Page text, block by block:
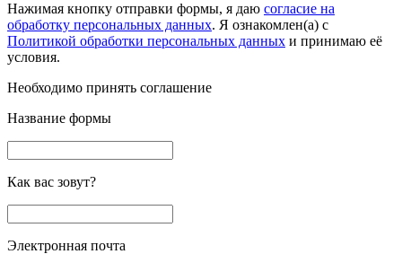
Нажимая кнопку отправки формы, я даю согласие на
обработку персональных данных. Я ознакомлен(а) с
Политикой обработки персональных данных и принимаю её
условия.
Необходимо принять соглашение
Название формы
Как вас зовут?
Электронная почта